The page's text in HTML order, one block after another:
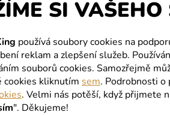
SI VAŠEHO
používá soubory cookies na
reklam a zlepšení služeb.
souborů cookies. Samozřejmě
kliknutím sem. Podrobnosti o
. Velmi nás potěší, když přijmete
". Děkujeme!
U